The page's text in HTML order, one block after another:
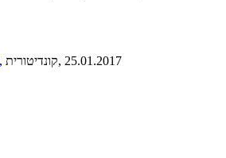
, קונדיטורית, 25.01.2017